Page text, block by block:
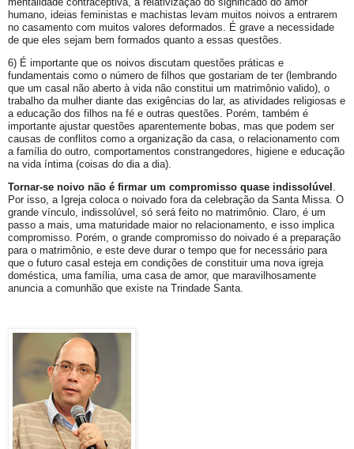
humano, ideias feministas e machistas levam muitos noivos a entrarem
no casamento com muitos valores deformados. É grave a necessidade
de que eles sejam bem formados quanto a essas questões.
6) É importante que os noivos discutam questões práticas e
fundamentais como o número de filhos que gostariam de ter (lembrando
que um casal não aberto à vida não constitui um matrimônio valido), o
trabalho da mulher diante das exigências do lar, as atividades religiosas e
a educação dos filhos na fé e outras questões. Porém, também é
importante ajustar questões aparentemente bobas, mas que podem ser
causas de conflitos como a organização da casa, o relacionamento com
a família do outro, comportamentos constrangedores, higiene e educação
na vida íntima (coisas do dia a dia).
Tornar-se noivo não é firmar um compromisso quase indissolúvel .
Por isso, a Igreja coloca o noivado fora da celebração da Santa Missa. O
grande vínculo, indissolúvel, só será feito no matrimônio. Claro, é um
passo a mais, uma maturidade maior no relacionamento, e isso implica
compromisso. Porém, o grande compromisso do noivado é a preparação
para o matrimônio, e este deve durar o tempo que for necessário para
que o futuro casal esteja em condições de constituir uma nova igreja
doméstica, uma família, uma casa de amor, que maravilhosamente
anuncia a comunhão que existe na Trindade Santa.